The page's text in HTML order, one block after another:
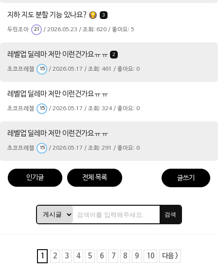
지하 지도 분할 기능 있나요? 3
두린조아 21 / 2026.05.23 / 조회: 620 / 좋아요: 5
레벨업 딜레마 저만 이런건가요ㅠㅠ 2
초코프레첼 15 / 2026.05.17 / 조회: 461 / 좋아요: 0
레벨업 딜레마 저만 이런건가요ㅠㅠ
초코프레첼 15 / 2026.05.17 / 조회: 324 / 좋아요: 0
레벨업 딜레마 저만 이런건가요ㅠㅠ
초코프레첼 15 / 2026.05.17 / 조회: 291 / 좋아요: 0
인기글 전체 목록 글쓰기
검색
1 2 3 4 5 6 7 8 9 10 다음 >